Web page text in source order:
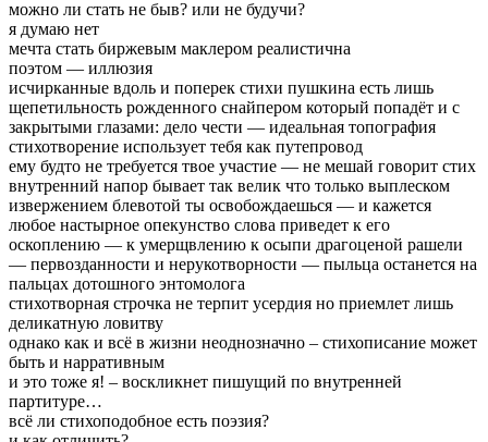
можно ли стать не быв? или не будучи?
я думаю нет
мечта стать биржевым маклером реалистична
поэтом — иллюзия
исчирканные вдоль и поперек стихи пушкина есть лишь
щепетильность рожденного снайпером который попадёт и с
закрытыми глазами: дело чести — идеальная топография
стихотворение использует тебя как путепровод
ему будто не требуется твое участие — не мешай говорит стих
внутренний напор бывает так велик что только выплеском
извержением блевотой ты освобождаешься — и кажется
любое настырное опекунство слова приведет к его
оскоплению — к умерщвлению к осыпи драгоценой рашели
— первозданности и нерукотворности — пыльца останется на
пальцах дотошного энтомолога
стихотворная строчка не терпит усердия но приемлет лишь
деликатную ловитву
однако как и всё в жизни неоднозначно – стихописание может
быть и нарративным
и это тоже я! – воскликнет пишущий по внутренней
партитуре…
всё ли стихоподобное есть поэзия?